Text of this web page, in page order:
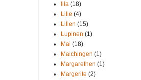
lila (18)
Lilie (4)
Lilien (15)
Lupinen (1)
Mai (18)
Maichingen (1)
Margarethen (1)
Margerite (2)